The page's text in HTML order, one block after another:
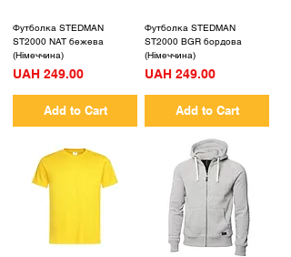
Футболка STEDMAN
ST2000 NAT бежева
(Німеччина)
Price
UAH 249.00
Add to Cart
Футболка STEDMAN
ST2000 BGR бордова
(Німеччина)
Price
UAH 249.00
Add to Cart